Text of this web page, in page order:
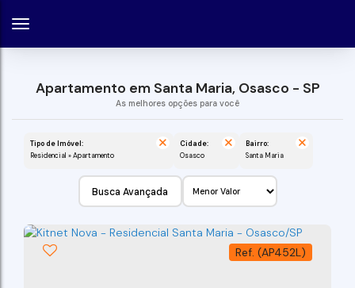
Apartamento em Santa Maria, Osasco - SP
Tipo de Imóvel:
Residencial » Apartamento
Cidade:
Osasco
Bairro:
Santa Maria
Busca Avançada
(AP452L)